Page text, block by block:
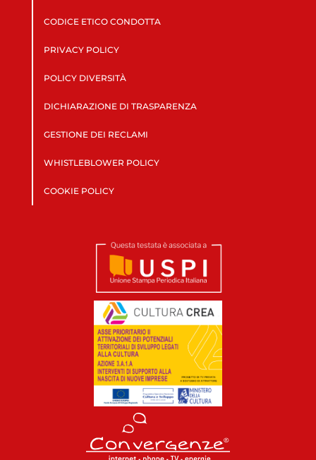
CODICE ETICO CONDOTTA
PRIVACY POLICY
POLICY DIVERSITÀ
DICHIARAZIONE DI TRASPARENZA
GESTIONE DEI RECLAMI
WHISTLEBLOWER POLICY
COOKIE POLICY